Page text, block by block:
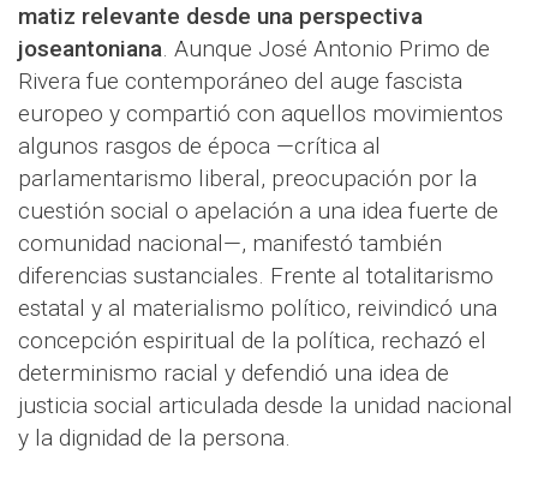
matiz relevante desde una perspectiva
joseantoniana. Aunque José Antonio Primo de
Rivera fue contemporáneo del auge fascista
europeo y compartió con aquellos movimientos
algunos rasgos de época —crítica al
parlamentarismo liberal, preocupación por la
cuestión social o apelación a una idea fuerte de
comunidad nacional—, manifestó también
diferencias sustanciales. Frente al totalitarismo
estatal y al materialismo político, reivindicó una
concepción espiritual de la política, rechazó el
determinismo racial y defendió una idea de
justicia social articulada desde la unidad nacional
y la dignidad de la persona.